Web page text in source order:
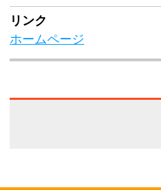
リンク
ホームページ